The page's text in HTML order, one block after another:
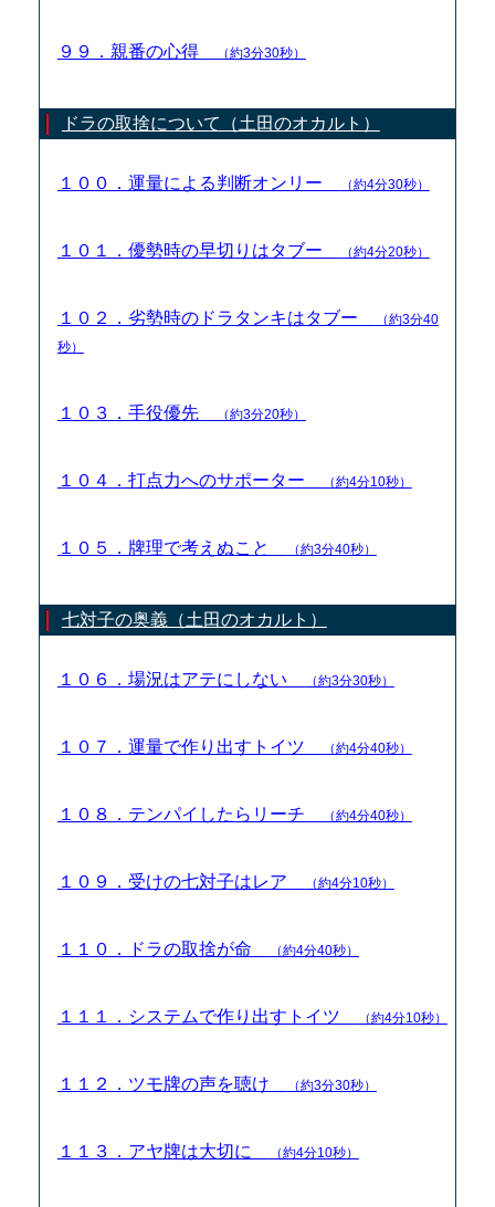
９９．親番の心得 （約3分30秒）
ドラの取捨について（土田のオカルト）
１００．運量による判断オンリー （約4分30秒）
１０１．優勢時の早切りはタブー （約4分20秒）
１０２．劣勢時のドラタンキはタブー
（約3分40
秒）
１０３．手役優先 （約3分20秒）
１０４．打点力へのサポーター （約4分10秒）
１０５．牌理で考えぬこと （約3分40秒）
七対子の奥義（土田のオカルト）
１０６．場況はアテにしない （約3分30秒）
１０７．運量で作り出すトイツ （約4分40秒）
１０８．テンパイしたらリーチ （約4分40秒）
１０９．受けの七対子はレア （約4分10秒）
１１０．ドラの取捨が命 （約4分40秒）
１１１．システムで作り出すトイツ （約4分10秒）
１１２．ツモ牌の声を聴け （約3分30秒）
１１３．アヤ牌は大切に （約4分10秒）